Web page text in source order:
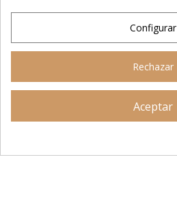
Configurar
Rechazar
Aceptar